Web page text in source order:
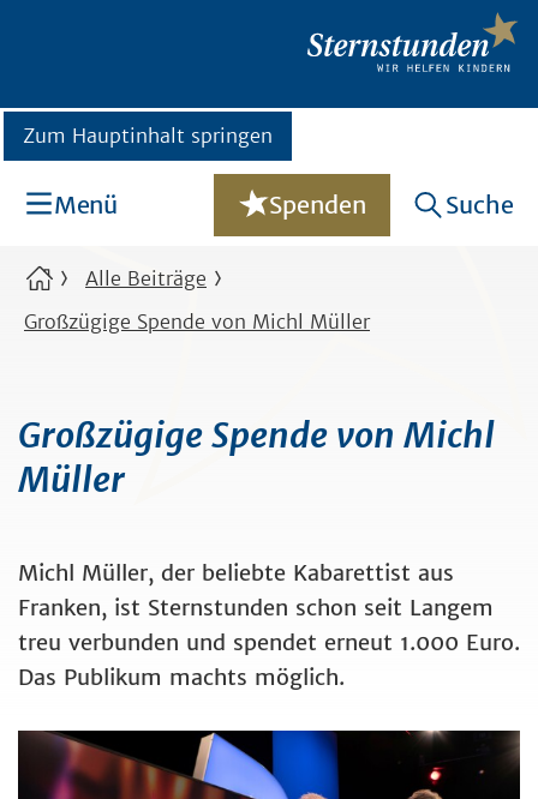
Zum Hauptinhalt springen
Menü Spenden Suche
Alle Beiträge
Großzügige Spende von Michl Müller
Großzügige Spende von Michl
Müller
Michl Müller, der beliebte Kabarettist aus
Franken, ist Sternstunden schon seit Langem
treu verbunden und spendet erneut 1.000 Euro.
Das Publikum machts möglich.